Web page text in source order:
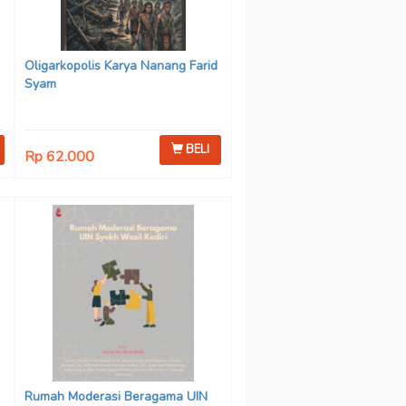
Oligarkopolis Karya Nanang Farid
Syam
Rp 62.000 BELI
Rumah Moderasi Beragama UIN